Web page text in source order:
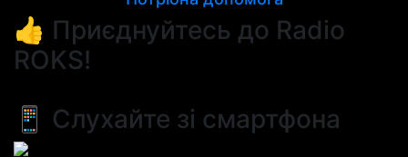
👍 Приєднуйтесь до Radio
ROKS!
📱 Слухайте зі смартфона